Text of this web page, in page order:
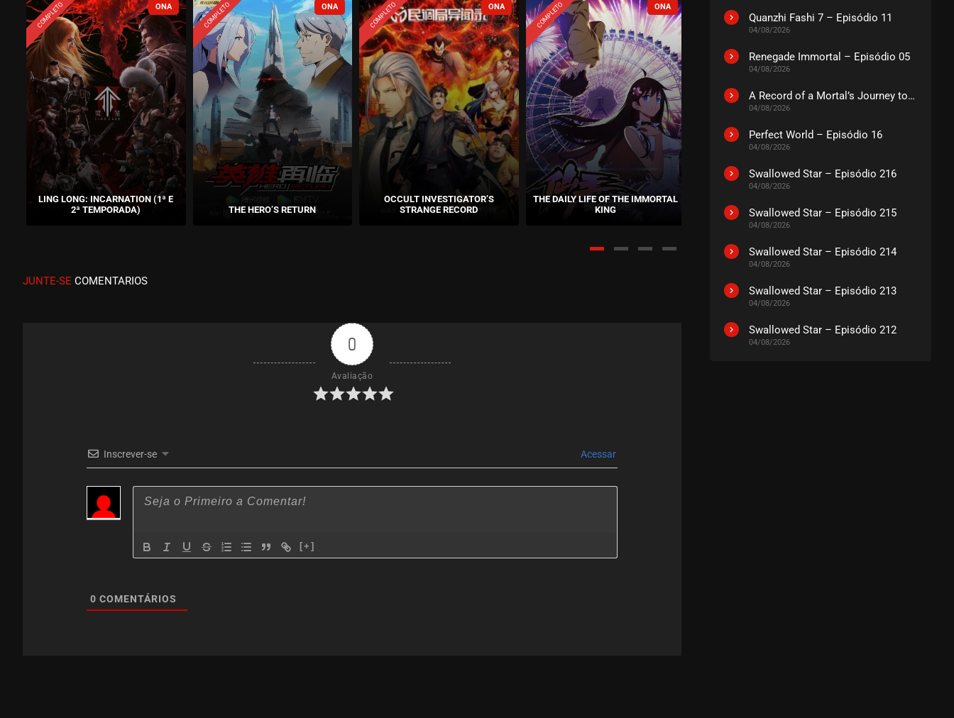
ASSISTIDO
No. 7 West Mars St.
EPISÓDIO 03
fevereiro 16, 2024
ASSISTIDO
No. 7 West Mars St.
EPISÓDIO 02
fevereiro 16, 2024
ASSISTIDO
No. 7 West Mars St.
EPISÓDIO 01
fevereiro 16, 2024
COMPLETO
LING LONG: INCARNATION (1ª E
2ª TEMPORADA)
COMPLETO
THE HERO’S RETURN
COMPLETO
OCCULT INVESTIGATOR’S
STRANGE RECORD
COMPLETO
THE DAILY LIFE OF THE IMMORTAL
KING
COMPLETO
WU GENG JI – 3ª TEMPORADA
EM PAUSA
JUNTE-SE COMENTARIOS
0
Avaliação
Inscrever-se Acessar
[+]
0 COMENTÁRIOS
Quanzhi Fashi 7 – Episódio 11
04/08/2026
Renegade Immortal – Episódio 05
04/08/2026
A Record of a Mortal’s Journey to Immortality – Episódio 73
04/08/2026
Perfect World – Episódio 16
04/08/2026
Swallowed Star – Episódio 216
04/08/2026
Swallowed Star – Episódio 215
04/08/2026
Swallowed Star – Episódio 214
04/08/2026
Swallowed Star – Episódio 213
04/08/2026
Swallowed Star – Episódio 212
04/08/2026